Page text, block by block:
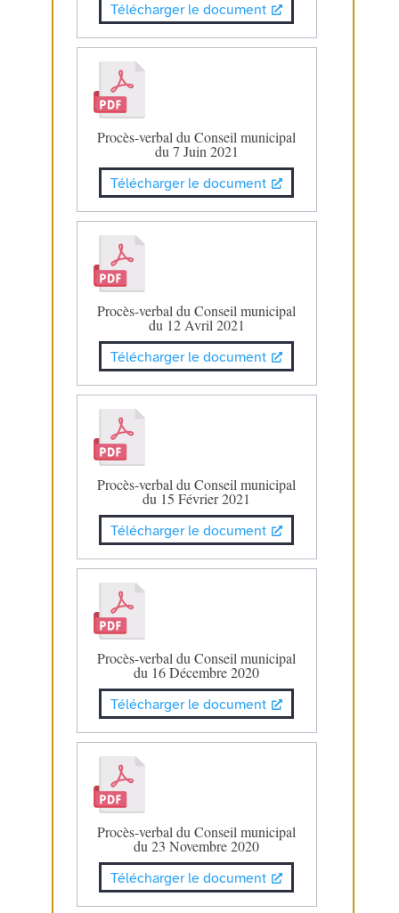
Télécharger le document
Procès-verbal du Conseil municipal
du 7 Juin 2021
Télécharger le document
Procès-verbal du Conseil municipal
du 12 Avril 2021
Télécharger le document
Procès-verbal du Conseil municipal
du 15 Février 2021
Télécharger le document
Procès-verbal du Conseil municipal
du 16 Décembre 2020
Télécharger le document
Procès-verbal du Conseil municipal
du 23 Novembre 2020
Télécharger le document